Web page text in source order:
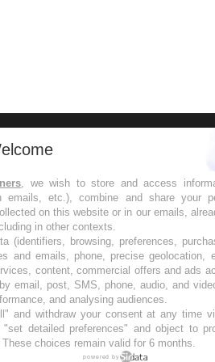
les semaines les meilleures
, we wish to store and access
emails, etc.), combine and share your
on this website or in our emails,
in other contexts.
(identifiers, browsing, preferences,
and emails, phone, precise geolocation,
content, commercial offers and ads
email, post, SMS, phone, audio, and
and analysing audiences.
and withdraw your consent at any time
detailed preferences" and object to
choices remain valid for 6 months.
powered by